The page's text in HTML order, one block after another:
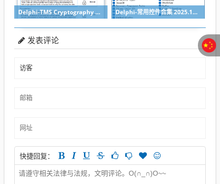
Delphi-TMS Cryptography Pack 全面的加密组件库 Delphi-常用控件合集 2025.12月整合带一键安装(所有组件2025最后一版)
发表评论
快捷回复：